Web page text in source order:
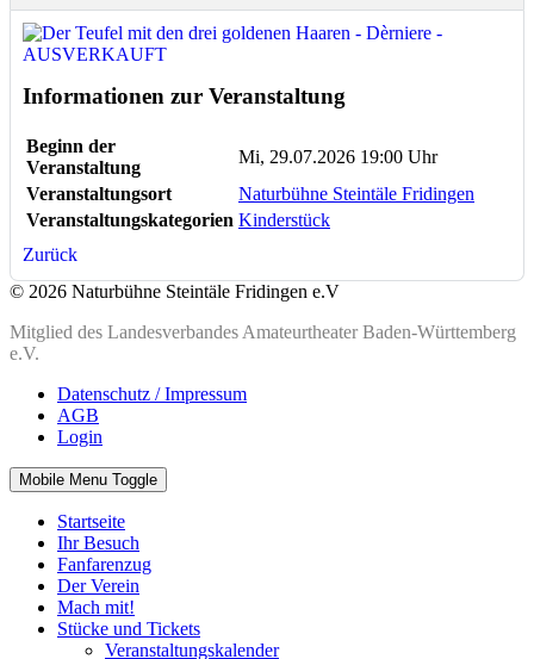
Informationen zur Veranstaltung
Beginn der
Veranstaltung
Mi, 29.07.2026 19:00 Uhr
Veranstaltungsort
Naturbühne Steintäle Fridingen
Veranstaltungskategorien Kinderstück
Zurück
© 2026 Naturbühne Steintäle Fridingen e.V
Mitglied des Landesverbandes Amateurtheater Baden-Württemberg
e.V.
Datenschutz / Impressum
AGB
Login
Mobile Menu Toggle
Startseite
Ihr Besuch
Fanfarenzug
Der Verein
Mach mit!
Stücke und Tickets
Veranstaltungskalender